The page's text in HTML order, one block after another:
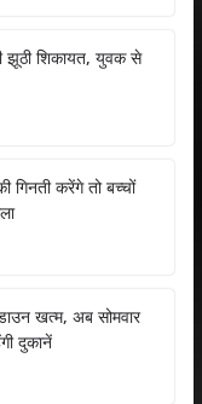
झूठी शिकायत, युवक से
गिनती करेंगे तो बच्चों
खत्म, अब सोमवार
दुकानें